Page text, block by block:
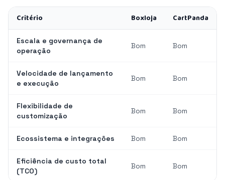
Critério Boxloja CartPanda
Escala e governança de
operação
Bom Bom
Velocidade de lançamento
e execução
Bom Bom
Flexibilidade de
customização
Bom Bom
Ecossistema e integrações Bom Bom
Eficiência de custo total
(TCO)
Bom Bom